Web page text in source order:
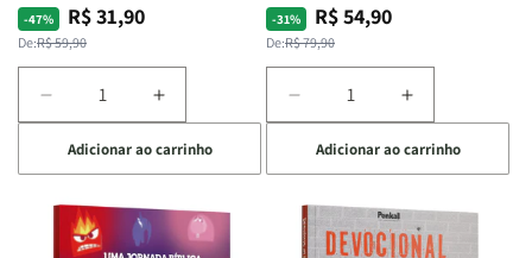
-47%
Preço
normal
De:R$ 59,90
Preço
promocional
R$ 31,90
Diminuir
a
quantidade
de
Devocional
Quarto
Aumentar
a
quantidade
de
Devocional
Quarto
Adicionar ao carrinho
-31%
Preço
normal
De:R$ 79,90
Preço
promocional
R$ 54,90
Diminuir
a
quantidade
de
Devocional
Café
Aumentar
a
quantidade
de
Devocional
Café
Adicionar ao carrinho